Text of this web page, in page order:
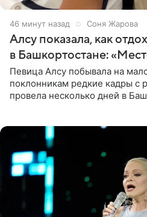
46 минут назад Соня Жарова
Алсу показала, как
в Башкортостане:
Певица Алсу побывала на
поклонникам редкие кадры с
провела несколько дней в